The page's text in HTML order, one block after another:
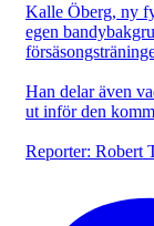
Kalle Öberg, ny
egen
Han delar även
ut inför den
Reporter: Robert